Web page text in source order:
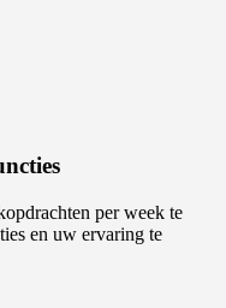
per week te
en uw ervaring te